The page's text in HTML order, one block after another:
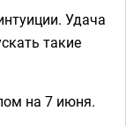
Удача
такие
на 7 июня.